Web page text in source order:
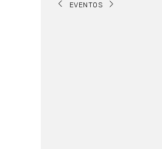
EVENTOS